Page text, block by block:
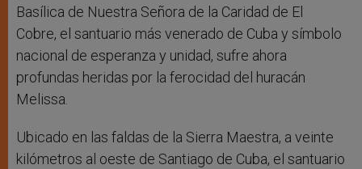
Basílica de Nuestra Señora de la Caridad de El
Cobre, el santuario más venerado de Cuba y símbolo
nacional de esperanza y unidad, sufre ahora
profundas heridas por la ferocidad del huracán
Melissa.
Ubicado en las faldas de la Sierra Maestra, a veinte
kilómetros al oeste de Santiago de Cuba, el santuario